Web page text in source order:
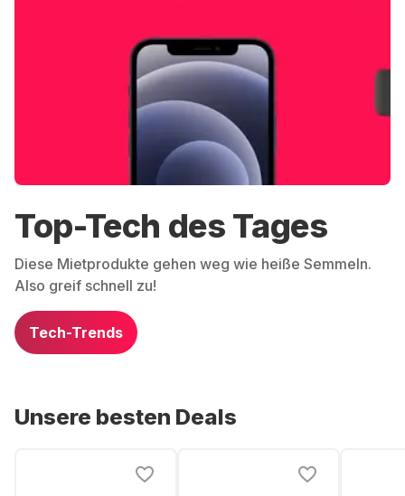
Top-Tech des Tages
Diese Mietprodukte gehen weg wie heiße Semmeln.
Also greif schnell zu!
Tech-Trends
Unsere besten Deals